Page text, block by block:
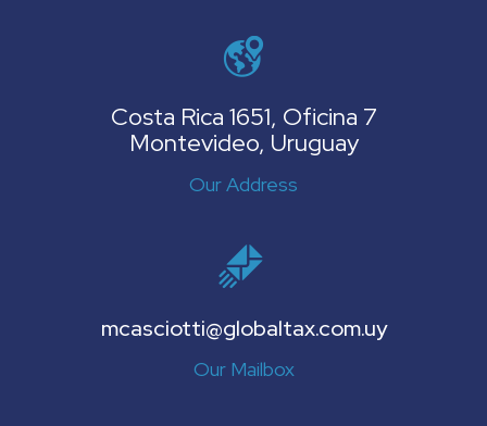
Costa Rica 1651, Oficina 7
Montevideo, Uruguay
Our Address
mcasciotti@globaltax.com.uy
Our Mailbox